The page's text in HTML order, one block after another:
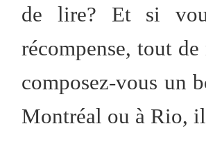
de lire? Et si
récompense, tout
composez-vous un
Montréal ou à Rio,